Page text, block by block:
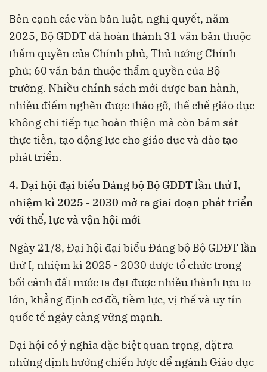
Bên cạnh các văn bản luật, nghị quyết, năm
2025, Bộ GDĐT đã hoàn thành 31 văn bản thuộc
thẩm quyền của Chính phủ, Thủ tướng Chính
phủ; 60 văn bản thuộc thẩm quyền của Bộ
trưởng. Nhiều chính sách mới được ban hành,
nhiều điểm nghẽn được tháo gỡ, thể chế giáo dục
không chỉ tiếp tục hoàn thiện mà còn bám sát
thực tiễn, tạo động lực cho giáo dục và đào tạo
phát triển.
4. Đại hội đại biểu Đảng bộ Bộ GDĐT lần thứ I,
nhiệm kì 2025 - 2030 mở ra giai đoạn phát triển
với thế, lực và vận hội mới
Ngày 21/8, Đại hội đại biểu Đảng bộ Bộ GDĐT lần
thứ I, nhiệm kì 2025 - 2030 được tổ chức trong
bối cảnh đất nước ta đạt được nhiều thành tựu to
lớn, khẳng định cơ đồ, tiềm lực, vị thế và uy tín
quốc tế ngày càng vững mạnh.
Đại hội có ý nghĩa đặc biệt quan trọng, đặt ra
những định hướng chiến lược để ngành Giáo dục